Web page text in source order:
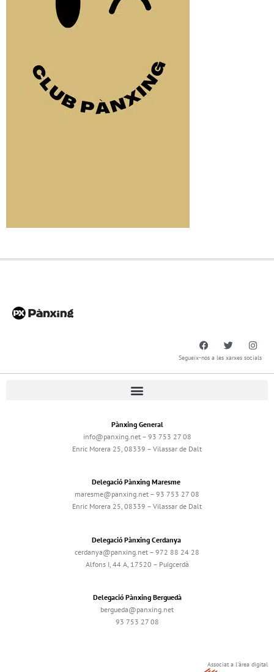
Segueix-nos a les xarxes socials
Pànxing General
info@panxing.net – 93 753 27 08
Enric Morera 25, 08339 – Vilassar de Dalt
Delegació Pànxing Maresme
maresme@panxing.net – 93 753 27 08
Enric Morera 25, 08339 – Vilassar de Dalt
Delegació Pànxing Cerdanya
cerdanya@panxing.net – 972 88 24 28
Alfons I, 44 A, 17520 – Puigcerdà
Delegació Pànxing Berguedà
bergueda@panxing.net
93 753 27 08
Associat a l'àrea digital